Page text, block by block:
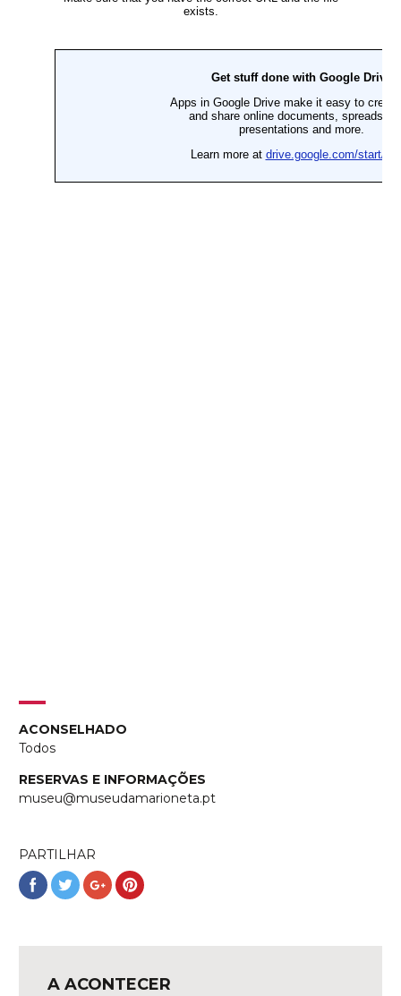
ACONSELHADO
Todos
RESERVAS E INFORMAÇÕES
museu@museudamarioneta.pt
PARTILHAR
Partilhar
no
Partilhar
no
Partilhar
no
Partilhar
no
A ACONTECER